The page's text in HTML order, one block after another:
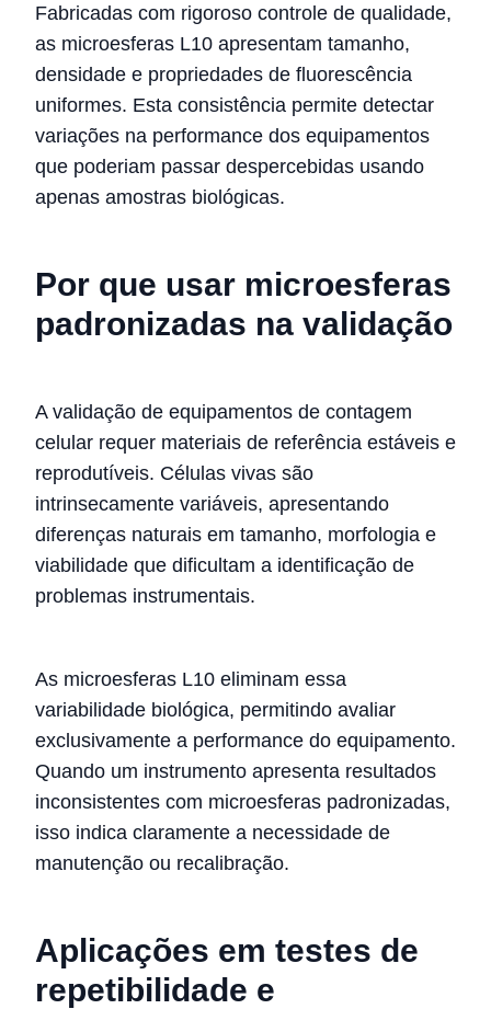
Fabricadas com rigoroso controle de qualidade,
as microesferas L10 apresentam tamanho,
densidade e propriedades de fluorescência
uniformes. Esta consistência permite detectar
variações na performance dos equipamentos
que poderiam passar despercebidas usando
apenas amostras biológicas.
Por que usar microesferas
padronizadas na validação
A validação de equipamentos de contagem
celular requer materiais de referência estáveis e
reprodutíveis. Células vivas são
intrinsecamente variáveis, apresentando
diferenças naturais em tamanho, morfologia e
viabilidade que dificultam a identificação de
problemas instrumentais.
As microesferas L10 eliminam essa
variabilidade biológica, permitindo avaliar
exclusivamente a performance do equipamento.
Quando um instrumento apresenta resultados
inconsistentes com microesferas padronizadas,
isso indica claramente a necessidade de
manutenção ou recalibração.
Aplicações em testes de
repetibilidade e